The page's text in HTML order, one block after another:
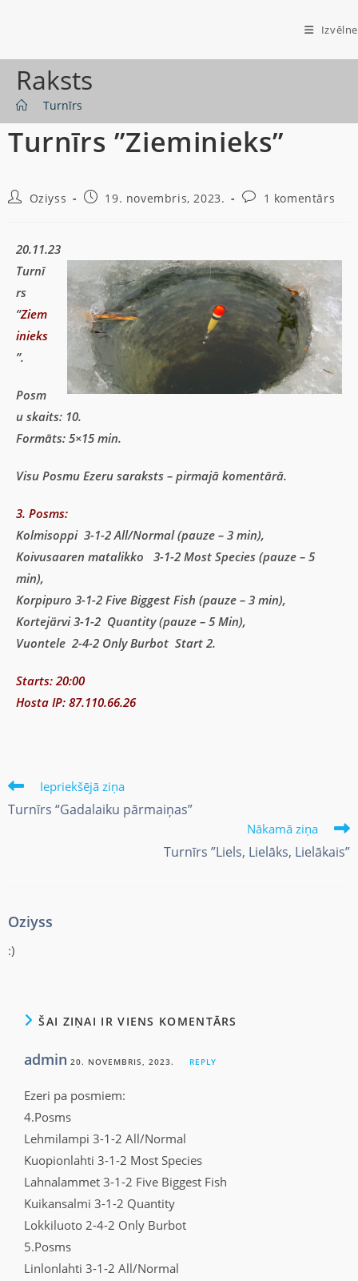
Izvēlne
Raksts
Turnīrs
Turnīrs ”Zieminieks”
Oziyss 19. novembris, 2023. 1 komentārs
20.11.23
Turnī
rs
”Ziem
inieks
”.
Posm
u skaits: 10.
Formāts: 5×15 min.
Visu Posmu Ezeru saraksts – pirmajā komentārā.
3. Posms:
Kolmisoppi 3-1-2 All/Normal (pauze – 3 min),
Koivusaaren matalikko 3-1-2 Most Species (pauze – 5
min),
Korpipuro 3-1-2 Five Biggest Fish (pauze – 3 min),
Kortejärvi 3-1-2 Quantity (pauze – 5 Min),
Vuontele 2-4-2 Only Burbot Start 2.
Starts: 20:00
Hosta IP: 87.110.66.26
Iepriekšējā ziņa
Turnīrs “Gadalaiku pārmaiņas”
Nākamā ziņa
Turnīrs ”Liels, Lielāks, Lielākais”
Oziyss
:)
ŠAI ZIŅAI IR VIENS KOMENTĀRS
admin 20. NOVEMBRIS, 2023. REPLY
Ezeri pa posmiem:
4.Posms
Lehmilampi 3-1-2 All/Normal
Kuopionlahti 3-1-2 Most Species
Lahnalammet 3-1-2 Five Biggest Fish
Kuikansalmi 3-1-2 Quantity
Lokkiluoto 2-4-2 Only Burbot
5.Posms
Linlonlahti 3-1-2 All/Normal